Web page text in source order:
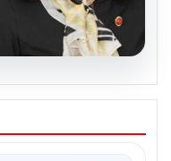
başkanvekili